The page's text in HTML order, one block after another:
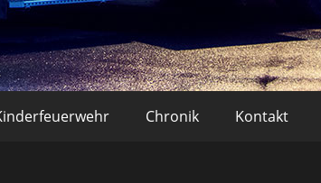
– Löscheinheit
Chronik Kontakt